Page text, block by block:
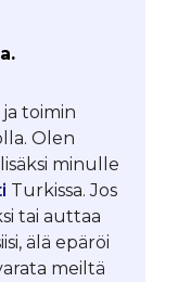
toimin
Olen
minulle
Turkissa. Jos
tai auttaa
älä epäröi
meiltä